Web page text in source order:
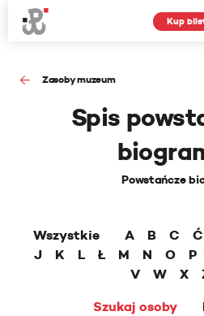
Kup
Zasoby muzeum
Spis
Powstańcze
Wszystkie A B C Ć
J
K L Ł M N O P
V
W X
Szukaj osoby